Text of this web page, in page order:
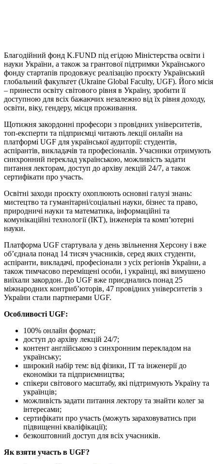
Благодійний фонд K.FUND під егідою Міністерства освіти і
науки України, а також за грантової підтримки Українського
фонду стартапів продовжує реалізацію проєкту Український
глобальний факультет (Ukraine Global Faculty, UGF). Його місія
– принести освіту світового рівня в Україну, зробити її
доступною для всіх бажаючих незалежно від їх рівня доходу,
освіти, віку, гендеру, місця проживання.
Щотижня закордонні професори з провідних університетів,
топ-експерти та підприємці читають лекції онлайн на
платформі UGF для української аудиторії: студентів,
аспірантів, викладачів та професіоналів. Учасники отримують
синхронний переклад українською, можливість задати
питання лекторам, доступ до архіву лекцій 24/7, а також
сертифікати про участь.
Освітні заходи проєкту охоплюють основні галузі знань:
мистецтво та гуманітарні/соціальні науки, бізнес та право,
природничі науки та математика, інформаційні та
комунікаційні технології (ІКТ), інженерія та комп’ютерні
науки.
Платформа UGF стартувала у день звільнення Херсону і вже
об’єднала понад 14 тисяч учасників, серед яких студенти,
аспіранти, викладачі, професіонали з усіх регіонів України, а
також тимчасово переміщені особи, і українці, які вимушено
виїхали закордон. До UGF вже приєднались понад 25
міжнародних контриб’юторів, 47 провідних університетів з
України стали партнерами UGF.
Особливості UGF:
100% онлайн формат;
доступ до архіву лекцій 24/7;
контент англійською з синхронним перекладом на
українську;
широкий набір тем: від фізики, ІТ та інженерії до
економіки та підприємництва;
спікери світового масштабу, які підтримують Україну та
українців;
можливість задати питання лектору та знайти колег за
інтересами;
сертифікати про участь (можуть зараховуватись при
підвищенні кваліфікації);
безкоштовний доступ для всіх учасників.
Як взяти участь в UGF?